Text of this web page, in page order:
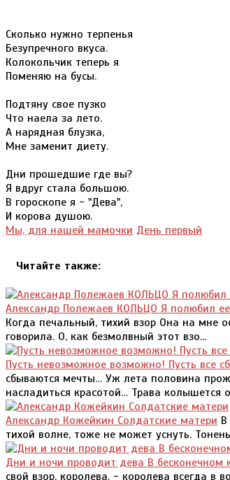
Сколько нужно терпенья
Безупречного вкуса.
Колокольчик теперь я
Поменяю на бусы.
Подтяну свое пузко
Что наела за лето.
А нарядная блузка,
Мне заменит диету.
Дни прошедшие где вы?
Я вдруг стала большою.
В гороскопе я - "Дева",
И корова душою.
Мы, для нашей мамочки День первый
Читайте также:
Александр Полежаев КОЛЬЦО Я полюбил
Когда печальный, тихий взор Она на мне
говорила. О, как безмолвный этот взо...
Пусть невозможное возможно! Пусть все
сбываются мечты… Уж лета половина
насладиться красотой… Трава колышется
Александр Кожейкин Солдатские матери В
тихой волне, тоже не может уснуть.
Дни и ночи проводит дева В бесконечном
свой взор, королева, - королева всегда